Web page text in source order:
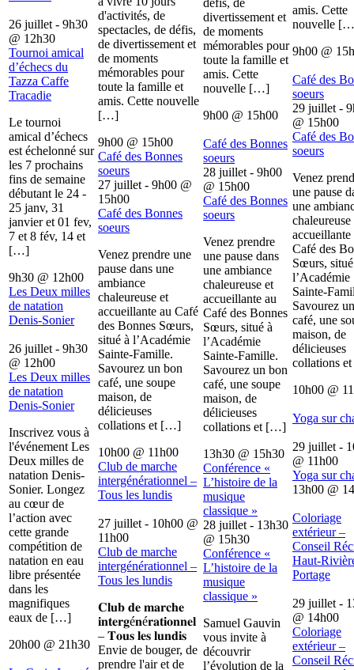
26 juillet - 9h30
@ 12h30
Tournoi amical
d’échecs du
Tazza Caffe
Tracadie
Le tournoi
amical d’échecs
est échelonné sur
les 7 prochains
fins de semaine
débutant le 24 -
25 janv, 31
janvier et 01 fev,
7 et 8 fév, 14 et
[…]
9h30 @ 12h00
Les Deux milles
de natation
Denis-Sonier
26 juillet - 9h30
@ 12h00
Les Deux milles
de natation
Denis-Sonier
Inscrivez vous à
l'événement Les
Deux milles de
natation Denis-
Sonier. Longez
au cœur de
l’action avec
cette grande
compétition de
natation en eau
libre présentée
dans les
magnifiques
eaux de […]
20h00 @ 21h30
d'activités, de
spectacles, de défis,
de divertissement et
de moments
mémorables pour
toute la famille et
amis. Cette nouvelle
[…]
9h00 @ 15h00
Café des Bonnes
soeurs
27 juillet - 9h00 @
15h00
Café des Bonnes
soeurs
Venez prendre une
pause dans une
ambiance
chaleureuse et
accueillante au Café
des Bonnes Sœurs,
situé à l’Académie
Sainte-Famille.
Savourez un bon
café, une soupe
maison, de
délicieuses
collations et […]
10h00 @ 11h00
Club de marche
intergénérationnel –
Tous les lundis
27 juillet - 10h00 @
11h00
Club de marche
intergénérationnel –
Tous les lundis
𝐂𝐥𝐮𝐛 𝐝𝐞 𝐦𝐚𝐫𝐜𝐡𝐞
𝐢𝐧𝐭𝐞𝐫𝐠é𝐧é𝐫𝐚𝐭𝐢𝐨𝐧𝐧𝐞𝐥
– 𝐓𝐨𝐮𝐬 𝐥𝐞𝐬 𝐥𝐮𝐧𝐝𝐢𝐬
Envie de bouger, de
prendre l'air et de
défis, de
divertissement et
de moments
mémorables pour
toute la famille et
amis. Cette
nouvelle […]
9h00 @ 15h00
Café des Bonnes
soeurs
28 juillet - 9h00
@ 15h00
Café des Bonnes
soeurs
Venez prendre
une pause dans
une ambiance
chaleureuse et
accueillante au
Café des Bonnes
Sœurs, situé à
l’Académie
Sainte-Famille.
Savourez un bon
café, une soupe
maison, de
délicieuses
collations et […]
13h30 @ 15h30
Conférence «
L’histoire de la
musique
classique »
28 juillet - 13h30
@ 15h30
Conférence «
L’histoire de la
musique
classique »
Samuel Gauvin
vous invite à
découvrir
l’évolution de la
amis. Cette
nouvelle
9h00 @
Café des
soeurs
29 juillet -
@ 15h00
Café des
soeurs
Venez
une pause
une
chaleureuse
accueillante
Café des
Sœurs,
l’Académie
Sainte-
Savourez
café, une
maison, de
délicieuses
collations
10h00 @
Yoga sur
29 juillet -
@ 11h00
Yoga sur
13h00 @
Coloriage
extérieur –
Conseil
Haut-
Portage
29 juillet -
@ 14h00
Coloriage
extérieur –
Conseil